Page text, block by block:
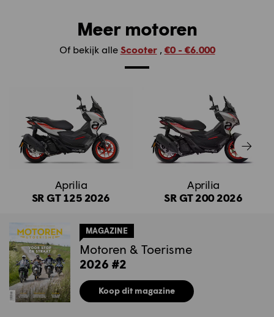
Meer motoren
Of bekijk alle Scooter, €0 - €6.000
Aprilia
SR GT 125 2026
Aprilia
SR GT 200 2026
MAGAZINE
Motoren & Toerisme
2026 #2
Koop dit magazine